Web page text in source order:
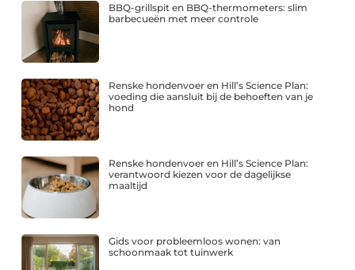
BBQ-grillspit en BBQ-thermometers: slim
barbecueën met meer controle
Renske hondenvoer en Hill’s Science Plan:
voeding die aansluit bij de behoeften van je
hond
Renske hondenvoer en Hill’s Science Plan:
verantwoord kiezen voor de dagelijkse
maaltijd
Gids voor probleemloos wonen: van
schoonmaak tot tuinwerk